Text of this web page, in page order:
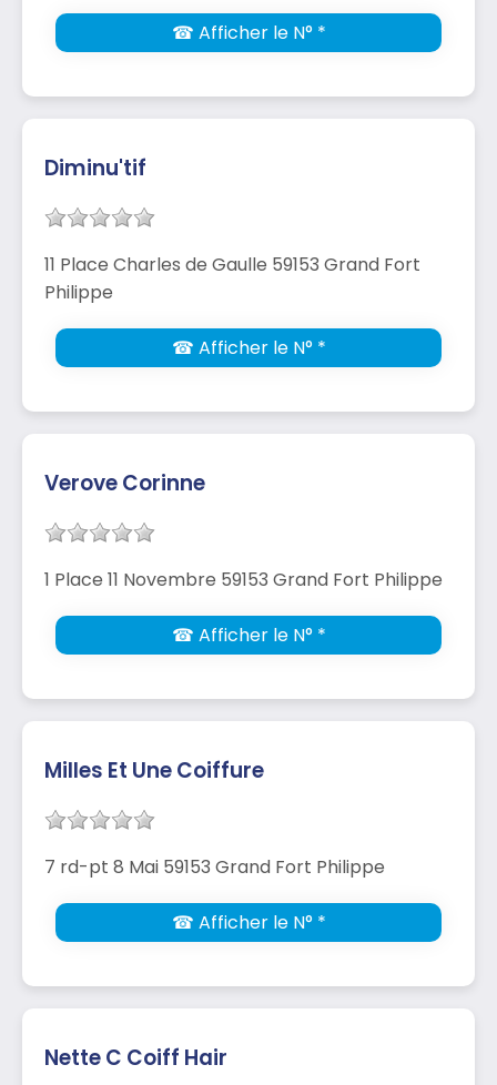
☎ Afficher le N° *
Diminu'tif
11 Place Charles de Gaulle 59153 Grand Fort
Philippe
☎ Afficher le N° *
Verove Corinne
1 Place 11 Novembre 59153 Grand Fort Philippe
☎ Afficher le N° *
Milles Et Une Coiffure
7 rd-pt 8 Mai 59153 Grand Fort Philippe
☎ Afficher le N° *
Nette C Coiff Hair